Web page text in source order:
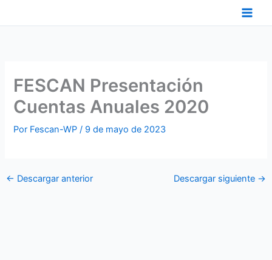
FESCAN Presentación
Cuentas Anuales 2020
Por Fescan-WP/ 9 de mayo de 2023
← Descargar anterior Descargar siguiente →